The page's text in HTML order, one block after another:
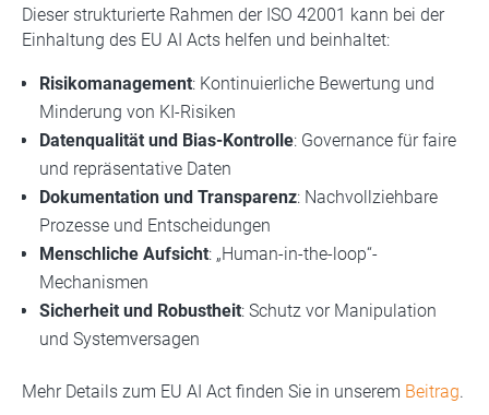
Dieser strukturierte Rahmen der ISO 42001 kann bei der
Einhaltung des EU AI Acts helfen und beinhaltet:
Risikomanagement: Kontinuierliche Bewertung und
Minderung von KI-Risiken
Datenqualität und Bias-Kontrolle: Governance für faire
und repräsentative Daten
Dokumentation und Transparenz: Nachvollziehbare
Prozesse und Entscheidungen
Menschliche Aufsicht: „Human-in-the-loop“-
Mechanismen
Sicherheit und Robustheit: Schutz vor Manipulation
und Systemversagen
Mehr Details zum EU AI Act finden Sie in unserem Beitrag.